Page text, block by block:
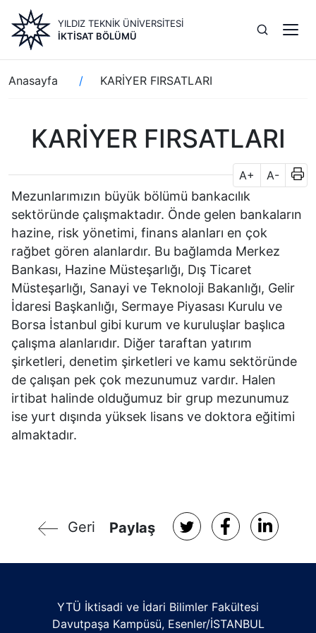
içeriğe
atla
YILDIZ TEKNİK ÜNİVERSİTESİ
İKTISAT BÖLÜMÜ
Sayfa
yolu
Anasayfa KARİYER FIRSATLARI
KARİYER FIRSATLARI
A+ A-
Mezunlarımızın büyük bölümü bankacılık
sektöründe çalışmaktadır. Önde gelen bankaların
hazine, risk yönetimi, finans alanları en çok
rağbet gören alanlardır. Bu bağlamda Merkez
Bankası, Hazine Müsteşarlığı, Dış Ticaret
Müsteşarlığı, Sanayi ve Teknoloji Bakanlığı, Gelir
İdaresi Başkanlığı, Sermaye Piyasası Kurulu ve
Borsa İstanbul gibi kurum ve kuruluşlar başlıca
çalışma alanlarıdır. Diğer taraftan yatırım
şirketleri, denetim şirketleri ve kamu sektöründe
de çalışan pek çok mezunumuz vardır. Halen
irtibat halinde olduğumuz bir grup mezunumuz
ise yurt dışında yüksek lisans ve doktora eğitimi
almaktadır.
Geri Paylaş
YTÜ İktisadi ve İdari Bilimler Fakültesi
Davutpaşa Kampüsü, Esenler/İSTANBUL